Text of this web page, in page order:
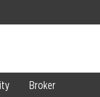
Broker